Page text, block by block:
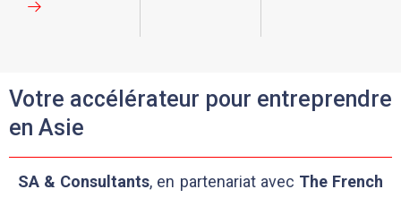
Votre accélérateur pour entreprendre
en Asie
SA & Consultants, en partenariat avec The French